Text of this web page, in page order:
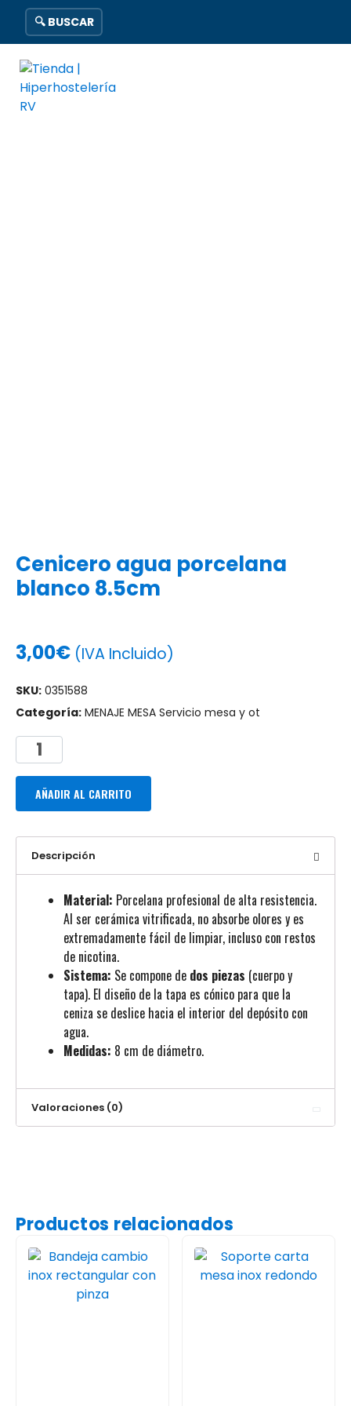
🔍 BUSCAR
Cenicero agua porcelana
blanco 8.5cm
3,00€ (IVA Incluido)
SKU: 0351588
Categoría: MENAJE MESA Servicio mesa y ot
AÑADIR AL CARRITO
Descripción
Material: Porcelana profesional de alta resistencia.
Al ser cerámica vitrificada, no absorbe olores y es
extremadamente fácil de limpiar, incluso con restos
de nicotina.
Sistema: Se compone de dos piezas (cuerpo y
tapa). El diseño de la tapa es cónico para que la
ceniza se deslice hacia el interior del depósito con
agua.
Medidas: 8 cm de diámetro.
Valoraciones (0)
Productos relacionados